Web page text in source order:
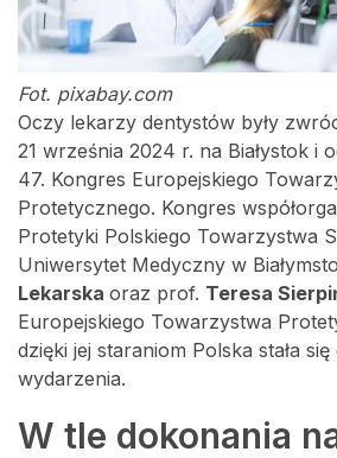
Fot. pixabay.com
Oczy lekarzy dentystów były
21 września 2024 r. na Białystok i
47. Kongres Europejskiego
Protetycznego. Kongres
Protetyki Polskiego Towarzystwa
Uniwersytet Medyczny w
Lekarska oraz prof. Teresa
Europejskiego Towarzystwa
dzięki jej staraniom Polska stała
wydarzenia.
W tle dokonania